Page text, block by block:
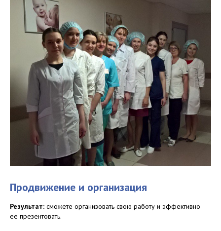
Продвижение и организация
Результат: сможете организовать свою работу и эффективно
ее презентовать.